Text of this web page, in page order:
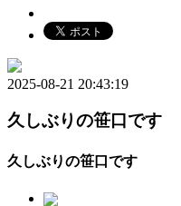
2025-08-21 20:43:19
久しぶりの笹口です
久しぶりの笹口です